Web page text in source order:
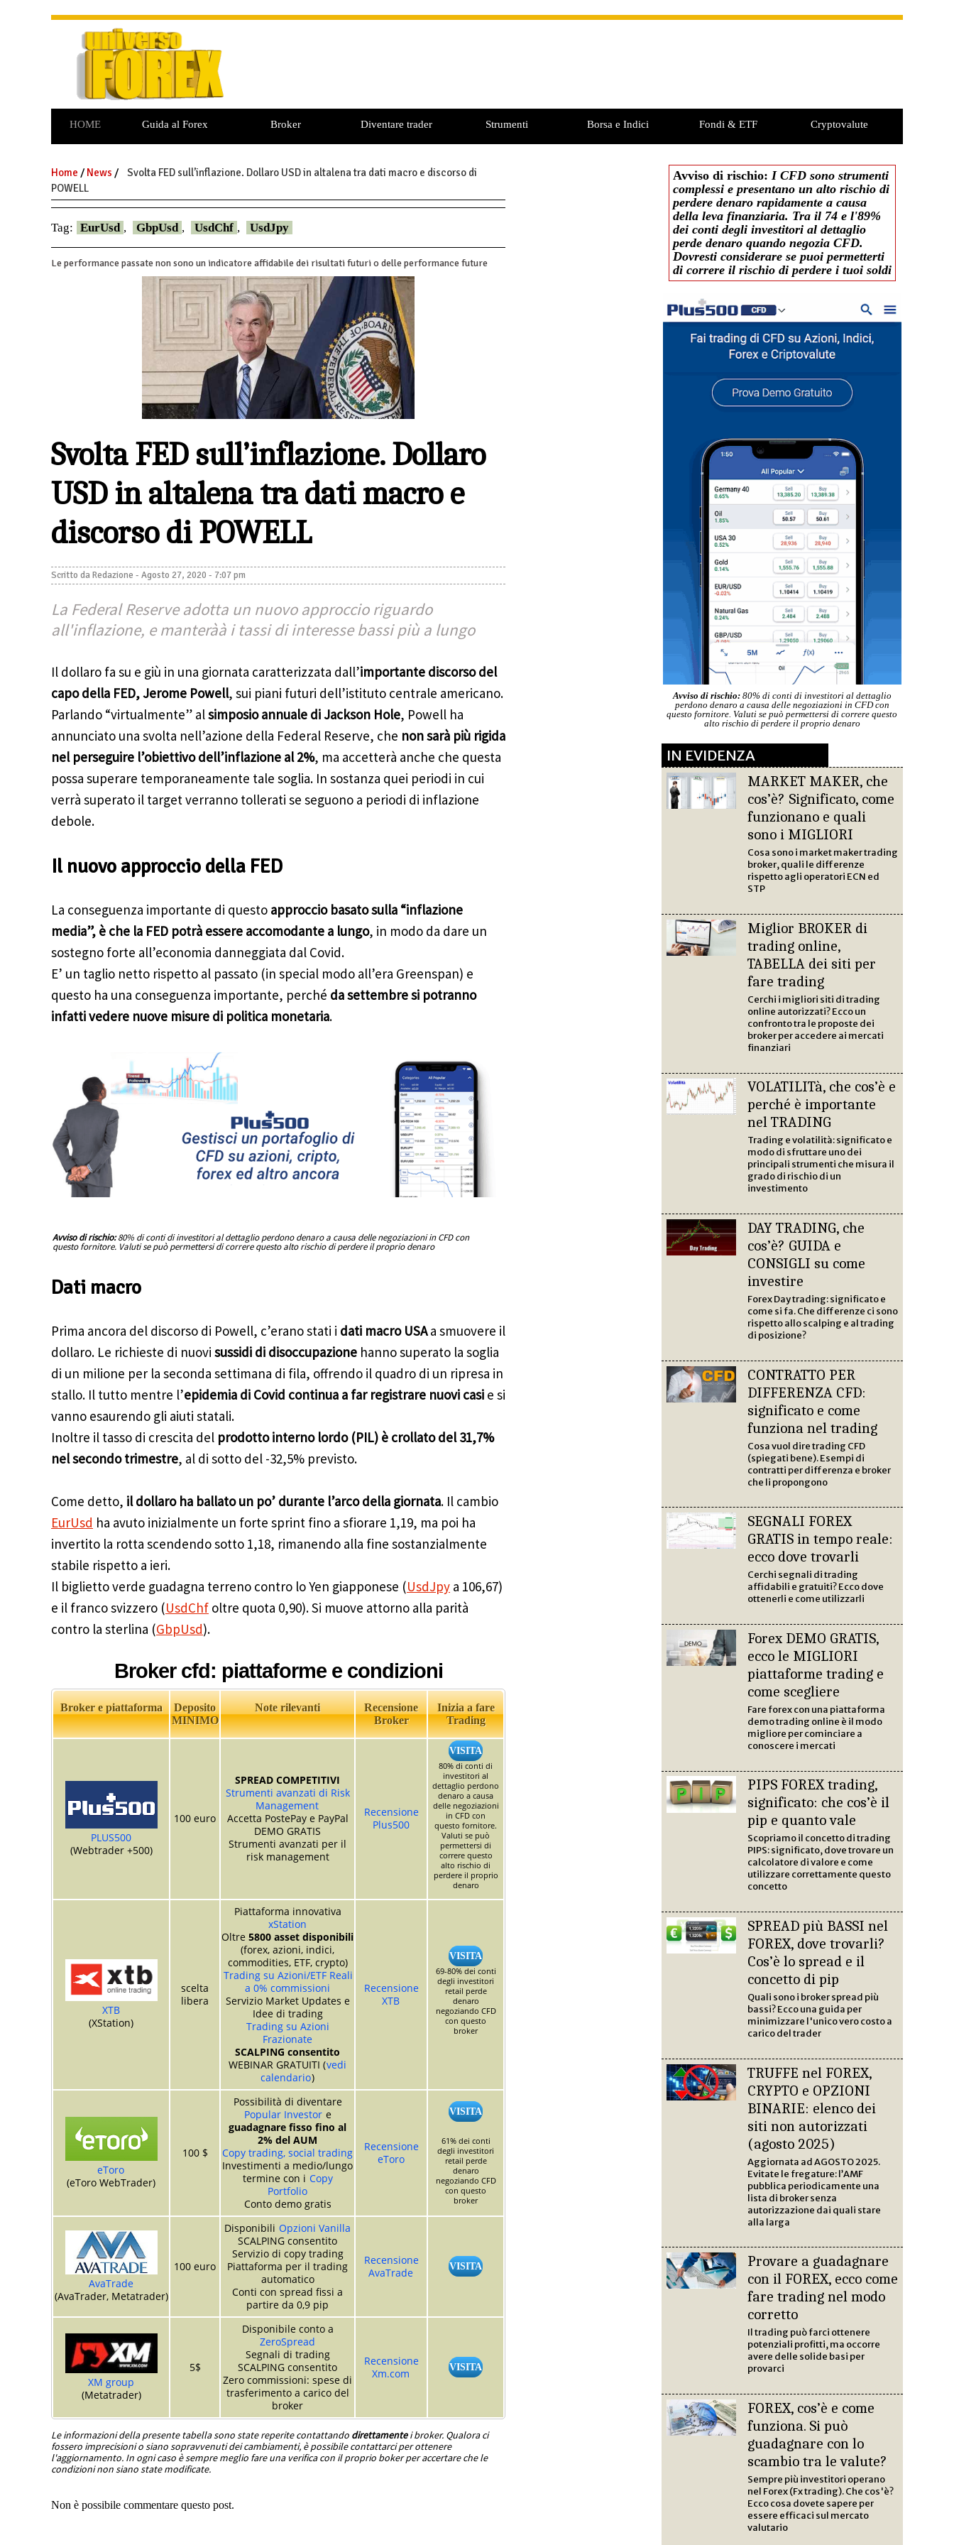
HOME Guida al Forex Broker Diventare trader Strumenti Borsa e Indici Fondi & ETF
Cryptovalute
Commodities
Opzioni Binarie
Home / News /
Svolta FED sull’inflazione. Dollaro USD in altalena tra dati macro e discorso di
POWELL
Tag: EurUsd , GbpUsd , UsdChf , UsdJpy
Le performance passate non sono un indicatore affidabile dei risultati futuri o delle performance future
Svolta FED sull’inflazione. Dollaro
USD in altalena tra dati macro e
discorso di POWELL
Scritto daRedazione - Agosto 27, 2020 - 7:07 pm
La Federal Reserve adotta un nuovo approccio riguardo
all'inflazione, e manteràà i tassi di interesse bassi più a lungo
Il dollaro fa su e giù in una giornata caratterizzata dall’importante discorso del
capo della FED, Jerome Powell, sui piani futuri dell’istituto centrale americano.
Parlando “virtualmente” alsimposio annuale di Jackson Hole, Powell ha
annunciato una svolta nell’azione della Federal Reserve, che non sarà più rigida
nel perseguire l’obiettivo dell’inflazione al 2%, ma accetterà anche che questa
possa superare temporaneamente tale soglia. In sostanza quei periodi in cui
verrà superato il target verranno tollerati se seguono a periodi di inflazione
debole.
Il nuovo approccio della FED
La conseguenza importante di questo approccio basato sulla “inflazione
media”, è che la FED potrà essere accomodante a lungo, in modo da dare un
sostegno forte all’economia danneggiata dal Covid.
E’ un taglio netto rispetto al passato (in special modo all’era Greenspan) e
questo ha una conseguenza importante, perché da settembre si potranno
infatti vedere nuove misure di politica monetaria.
Avviso di rischio:80% di conti di investitori al dettaglio perdono denaro a causa delle negoziazioni in CFD con
questo fornitore. Valuti se può permettersi di correre questo alto rischio di perdere il proprio denaro
Dati macro
Prima ancora del discorso di Powell, c’erano stati i dati macro USAa smuovere il
dollaro. Le richieste di nuovi sussidi di disoccupazione hanno superato la soglia
di un milione per la seconda settimana di fila, offrendo il quadro di un ripresa in
stallo. Il tutto mentre l’epidemia di Covid continua a far registrare nuovi casi e si
vanno esaurendo gli aiuti statali.
Inoltre il tasso di crescita del prodotto interno lordo (PIL) è crollato del 31,7%
nel secondo trimestre, al di sotto del -32,5% previsto.
Come detto, il dollaro ha ballato un po’ durante l’arco della giornata. Il cambio
EurUsd ha avuto inizialmente un forte sprint fino a sfiorare 1,19, ma poi ha
invertito la rotta scendendo sotto 1,18, rimanendo alla fine sostanzialmente
stabile rispetto a ieri.
Il biglietto verde guadagna terreno contro lo Yen giapponese (UsdJpy a 106,67)
e il franco svizzero (UsdChf oltre quota 0,90). Si muove attorno alla parità
contro la sterlina (GbpUsd).
Broker cfd: piattaforme e condizioni
Broker e piattaforma
Deposito
MINIMO
Note rilevanti
Recensione
Broker
Inizia a fare
Trading
PLUS500
(Webtrader +500)
100 euro
SPREAD COMPETITIVI
Strumenti avanzati di Risk
Management
Accetta PostePay e PayPal
DEMO GRATIS
Strumenti avanzati per il
risk management
Recensione
Plus500
VISITA
80% di conti di
investitori al
dettaglio perdono
denaro a causa
delle negoziazioni
in CFD con
questo fornitore.
Valuti se può
permettersi di
correre questo
alto rischio di
perdere il proprio
denaro
XTB
(XStation)
scelta
libera
Piattaforma innovativa
xStation
Oltre 5800 asset disponibili
(forex, azioni, indici,
commodities, ETF, crypto)
Trading su Azioni/ETF Reali
a 0% commissioni
Servizio Market Updates e
Idee di trading
Trading su Azioni
Frazionate
SCALPING consentito
WEBINAR GRATUITI (vedi
calendario)
Recensione
XTB
VISITA
69-80% dei conti
degli investitori
retail perde
denaro
negoziando CFD
con questo
broker
eToro
(eToro WebTrader)
100 $
Possibilità di diventare
Popular Investor e
guadagnare fisso fino al
2% del AUM
Copy trading, social trading
Investimenti a medio/lungo
termine con i Copy
Portfolio
Conto demo gratis
Recensione
eToro
VISITA
61% dei conti
degli investitori
retail perde
denaro
negoziando CFD
con questo
broker
AvaTrade
(AvaTrader, Metatrader)
100 euro
Disponibili Opzioni Vanilla
SCALPING consentito
Servizio di copy trading
Piattaforma per il trading
automatico
Conti con spread fissi a
partire da 0,9 pip
Recensione
AvaTrade
VISITA
XM group
(Metatrader)
5$
Disponibile conto a
ZeroSpread
Segnali di trading
SCALPING consentito
Zero commissioni: spese di
trasferimento a carico del
broker
Recensione
Xm.com
VISITA
Le informazioni della presente tabella sono state reperite contattando direttamentei broker. Qualora ci
fossero imprecisioni o siano sopravvenuti dei cambiamenti, è possibile contattarci per ottenere
l'aggiornamento. In ogni caso è sempre meglio fare una verifica con il proprio boker per accertare che le
condizioni non siano state modificate.
Non è possibile commentare questo post.
Avviso di rischio: I CFD sono strumenti
complessi e presentano un alto rischio di
perdere denaro rapidamente a causa
della leva finanziaria. Tra il 74 e l'89%
dei conti degli investitori al dettaglio
perde denaro quando negozia CFD.
Dovresti considerare se puoi permetterti
di correre il rischio di perdere i tuoi soldi
Avviso di rischio: 80% di conti di investitori al dettaglio
perdono denaro a causa delle negoziazioni in CFD con
questo fornitore. Valuti se può permettersi di correre questo
alto rischio di perdere il proprio denaro
IN EVIDENZA
MARKET MAKER, che
cos’è? Significato, come
funzionano e quali
sono i MIGLIORI
Cosa sono i market maker trading
broker, quali le differenze
rispetto agli operatori ECN ed
STP
Miglior BROKER di
trading online,
TABELLA dei siti per
fare trading
Cerchi i migliori siti di trading
online autorizzati? Ecco un
confronto tra le proposte dei
broker per accedere ai mercati
finanziari
VOLATILITà, che cos’è e
perché è importante
nel TRADING
Trading e volatilità: significato e
modo di sfruttare uno dei
principali strumenti che misura il
grado di rischio di un
investimento
DAY TRADING, che
cos’è? GUIDA e
CONSIGLI su come
investire
Forex Day trading: significato e
come si fa. Che differenze ci sono
rispetto allo scalping e al trading
di posizione?
CONTRATTO PER
DIFFERENZA CFD:
significato e come
funziona nel trading
Cosa vuol dire trading CFD
(spiegati bene). Esempi di
contratti per differenza e broker
che li propongono
SEGNALI FOREX
GRATIS in tempo reale:
ecco dove trovarli
Cerchi segnali di trading
affidabili e gratuiti? Ecco dove
ottenerli e come utilizzarli
Forex DEMO GRATIS,
ecco le MIGLIORI
piattaforme trading e
come scegliere
Fare forex con una piattaforma
demo trading online è il modo
migliore per cominciare a
conoscere i mercati
PIPS FOREX trading,
significato: che cos’è il
pip e quanto vale
Scopriamo il concetto di trading
PIPS: significato, dove trovare un
calcolatore di valore e come
utilizzare correttamente questo
concetto
SPREAD più BASSI nel
FOREX, dove trovarli?
Cos’è lo spread e il
concetto di pip
Quali sono i broker spread più
bassi? Ecco una guida per
minimizzare l'unico vero costo a
carico del trader
TRUFFE nel FOREX,
CRYPTO e OPZIONI
BINARIE: elenco dei
siti non autorizzati
(agosto 2025)
Aggiornata ad AGOSTO 2025.
Evitate le fregature: l’AMF
pubblica periodicamente una
lista di broker senza
autorizzazione dai quali stare
alla larga
Provare a guadagnare
con il FOREX, ecco come
fare trading nel modo
corretto
Il trading può farci ottenere
potenziali profitti, ma occorre
avere delle solide basi per
provarci
FOREX, cos’è e come
funziona. Si può
guadagnare con lo
scambio tra le valute?
Sempre più investitori operano
nel Forex (Fx trading). Che cos'è?
Ecco cosa dovete sapere per
essere efficaci sul mercato
valutario